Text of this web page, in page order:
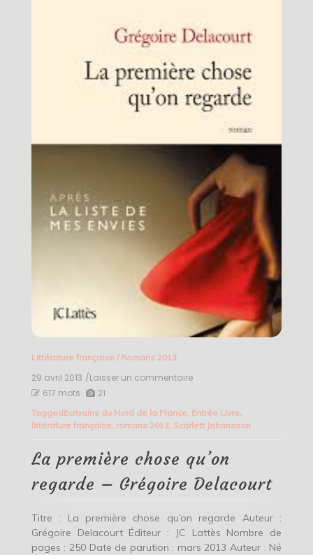
Littérature française/ Romans 2013
29 avril 2013 /Laisser un commentaireon
chose
qu’on
Grégoire
Delacourt
617 mots 21
TaggedEcrivains du Nord de la France, Entrée Livre,
littérature française, romans 2013, Scarlett Johansson
La première chose qu’on
regarde – Grégoire Delacourt
Titre : La première chose qu’on regarde Auteur :
Grégoire Delacourt Éditeur : JC Lattès Nombre de
pages : 250 Date de parution : mars 2013 Auteur : Né